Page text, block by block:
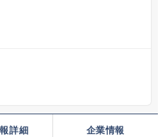
詳細 企業情報